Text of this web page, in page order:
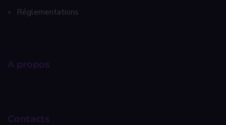
Réglementations
A propos
Contacts